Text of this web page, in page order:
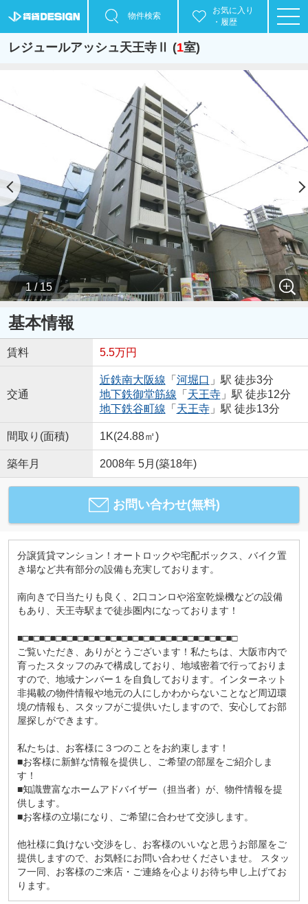
物件検索
お気に入り
・履歴
レジュールアッシュ天王寺Ⅱ (1室)
1 / 15
基本情報
賃料 5.5万円
交通
近鉄南大阪線 「 河堀口 」駅 徒歩3分
地下鉄御堂筋線 「 天王寺」駅 徒歩12分
地下鉄谷町線 「 天王寺」駅 徒歩13分
間取り(面積) 1K(24.88㎡)
築年月 2008年 5月(築18年)
お問い合わせ(無料)
分譲賃貸マンション！オートロックや宅配ボックス、バイク置
き場など共有部分の設備も充実しております。
南向きで日当たりも良く、2口コンロや浴室乾燥機などの設備
もあり、天王寺駅まで徒歩圏内になっております！
■□■□■□■□■□■□■□■□■□■□■□■□■□■□■□■□■□■□■□■□
ご覧いただき、ありがとうございます！私たちは、大阪市内で
育ったスタッフのみで構成しており、地域密着で行っておりま
すので、地域ナンバー１を自負しております。インターネット
非掲載の物件情報や地元の人にしかわからないことなど周辺環
境の情報も、スタッフがご提供いたしますので、安心してお部
屋探しができます。
私たちは、お客様に３つのことをお約束します！
■お客様に新鮮な情報を提供し、ご希望の部屋をご紹介しま
す！
■知識豊富なホームアドバイザー（担当者）が、物件情報を提
供します。
■お客様の立場になり、ご希望に合わせて交渉します。
他社様に負けない交渉をし、お客様のいいなと思うお部屋をご
提供しますので、お気軽にお問い合わせくださいませ。 スタッ
フ一同、お客様のご来店・ご連絡を心よりお待ち申し上げてお
ります。